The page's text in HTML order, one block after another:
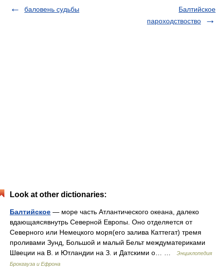
баловень судьбы
Балтийское
пароходствоство
Look at other dictionaries:
Балтийское — море часть Атлантического океана, далеко
вдающаясявнутрь Северной Европы. Оно отделяется от
Северного или Немецкого моря(его залива Каттегат) тремя
проливами Зунд, Большой и малый Бельт междуматериками
Швеции на В. и Ютландии на З. и Датскими о… …
Энциклопедия
Брокгауза и Ефрона